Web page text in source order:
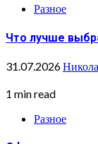
Разное
Что лучше
31.07.2026
1 min read
Разное